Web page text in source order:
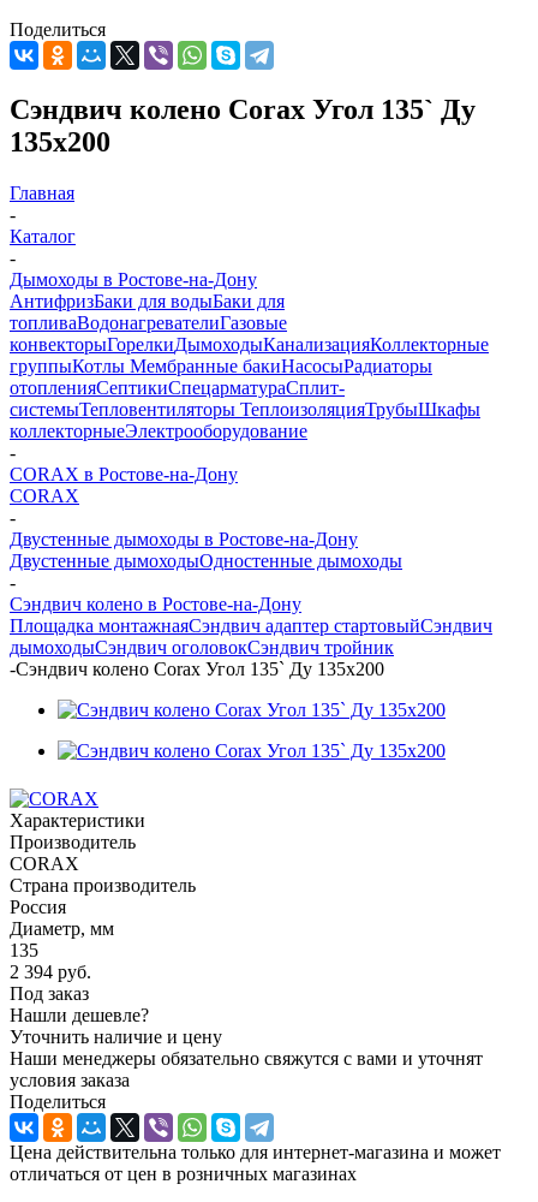
Поделиться
Сэндвич колено Corax Угол 135` Ду
135х200
Главная
-
Каталог
-
Дымоходы в Ростове-на-Дону
АнтифризБаки для водыБаки для
топливаВодонагревателиГазовые
конвекторыГорелкиДымоходыКанализацияКоллекторные
группыКотлы Мембранные бакиНасосыРадиаторы
отопленияСептикиСпецарматураСплит-
системыТепловентиляторы ТеплоизоляцияТрубыШкафы
коллекторныеЭлектрооборудование
-
CORAX в Ростове-на-Дону
CORAX
-
Двустенные дымоходы в Ростове-на-Дону
Двустенные дымоходыОдностенные дымоходы
-
Сэндвич колено в Ростове-на-Дону
Площадка монтажнаяСэндвич адаптер стартовыйСэндвич
дымоходыСэндвич оголовокСэндвич тройник
-Сэндвич колено Corax Угол 135` Ду 135х200
Характеристики
Производитель
CORAX
Страна производитель
Россия
Диаметр, мм
135
2 394 руб.
Под заказ
Нашли дешевле?
Уточнить наличие и цену
Наши менеджеры обязательно свяжутся с вами и уточнят
условия заказа
Поделиться
Цена действительна только для интернет-магазина и может
отличаться от цен в розничных магазинах